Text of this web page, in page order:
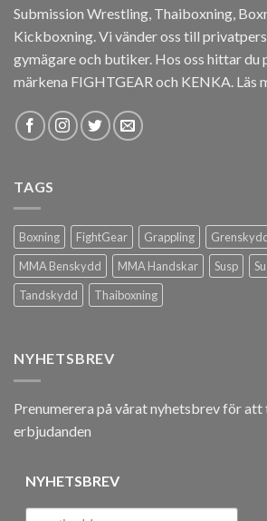
Submission Wrestling, Thaiboxning,
Kickboxning. Vi vänder oss till
gymägare och butiker. Hos oss hittar du
märkena FIGHTGEAR och KENKA. Läs
TAGS
Boxning FightGear Grappling
MMA Benskydd
MMA Handskar Susp
Tandskydd
Thaiboxning
NYHETSBREV
Prenumerera på vårat nyhetsbrev för att
erbjudanden
NYHETSBREV